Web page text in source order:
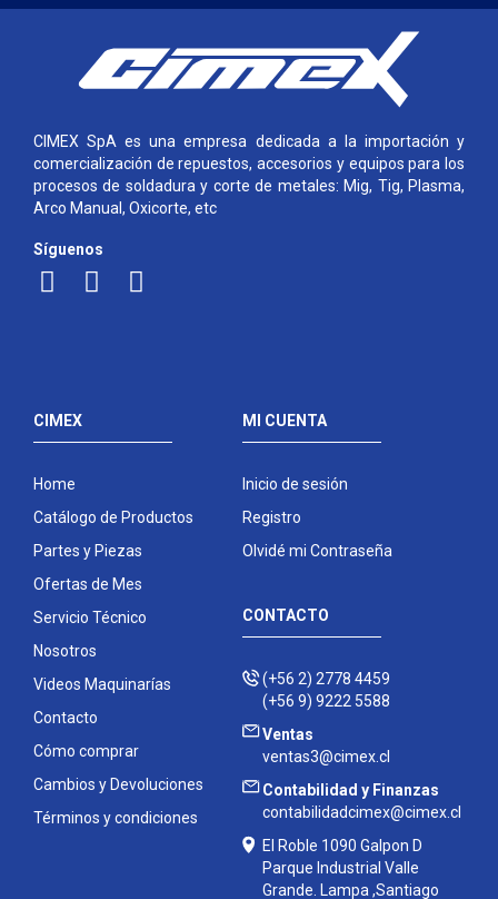
CIMEX SpA es una empresa dedicada a la importación y
comercialización de repuestos, accesorios y equipos para los
procesos de soldadura y corte de metales: Mig, Tig, Plasma,
Arco Manual, Oxicorte, etc
Síguenos
CIMEX
Home
Catálogo de Productos
Partes y Piezas
Ofertas de Mes
Servicio Técnico
Nosotros
Videos Maquinarías
Contacto
Cómo comprar
Cambios y Devoluciones
Términos y condiciones
MI CUENTA
Inicio de sesión
Registro
Olvidé mi Contraseña
CONTACTO
(+56 2) 2778 4459
(+56 9) 9222 5588
Ventas
ventas3@cimex.cl
Contabilidad y Finanzas
contabilidadcimex@cimex.cl
El Roble 1090 Galpon D
Parque Industrial Valle
Grande. Lampa ,Santiago